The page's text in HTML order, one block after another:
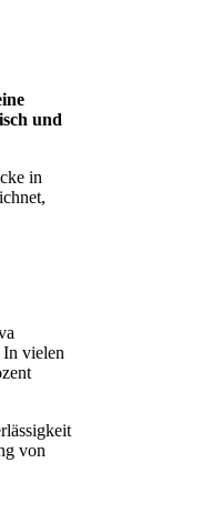
und
in
In vielen
von